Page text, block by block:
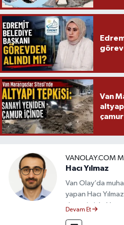
Van
VANOLAY.COM
Hacı Yılmaz
Van Olay’da
yapan Hacı
deneyimiyle Van
Devam Et